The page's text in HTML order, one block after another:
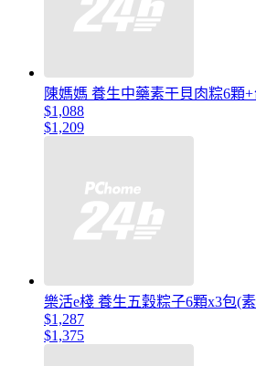
陳媽媽 養生中藥素干貝肉粽6顆
$1,088
$1,209
樂活e棧 養生五穀粽子6顆x3包(
$1,287
$1,375